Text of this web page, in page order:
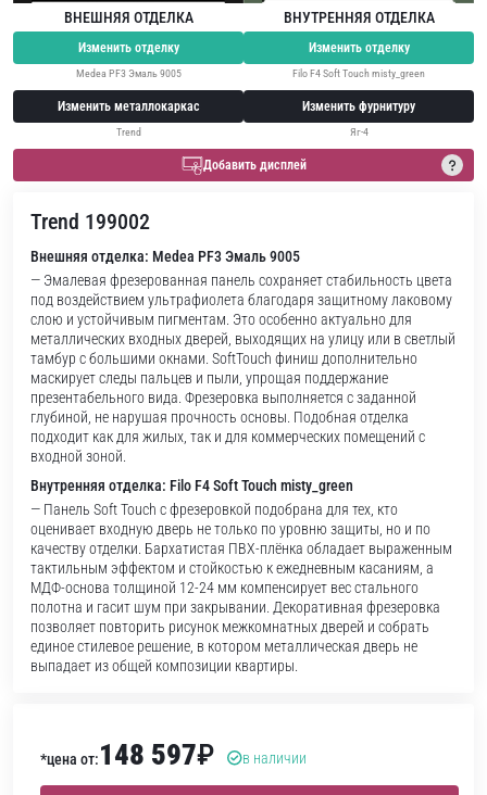
ВНЕШНЯЯ ОТДЕЛКА
Изменить отделку
Medea PF3 Эмаль 9005
Изменить металлокаркас
Trend
ВНУТРЕННЯЯ ОТДЕЛКА
Изменить отделку
Filo F4 Soft Touch misty_green
Изменить фурнитуру
Яг-4
Добавить дисплей
Trend 199002
Внешняя отделка: Medea PF3 Эмаль 9005
— Эмалевая фрезерованная панель сохраняет стабильность цвета
под воздействием ультрафиолета благодаря защитному лаковому
слою и устойчивым пигментам. Это особенно актуально для
металлических входных дверей, выходящих на улицу или в светлый
тамбур с большими окнами. SoftTouch финиш дополнительно
маскирует следы пальцев и пыли, упрощая поддержание
презентабельного вида. Фрезеровка выполняется с заданной
глубиной, не нарушая прочность основы. Подобная отделка
подходит как для жилых, так и для коммерческих помещений с
входной зоной.
Внутренняя отделка: Filo F4 Soft Touch misty_green
— Панель Soft Touch с фрезеровкой подобрана для тех, кто
оценивает входную дверь не только по уровню защиты, но и по
качеству отделки. Бархатистая ПВХ-плёнка обладает выраженным
тактильным эффектом и стойкостью к ежедневным касаниям, а
МДФ-основа толщиной 12-24 мм компенсирует вес стального
полотна и гасит шум при закрывании. Декоративная фрезеровка
позволяет повторить рисунок межкомнатных дверей и собрать
единое стилевое решение, в котором металлическая дверь не
выпадает из общей композиции квартиры.
*цена от:148 597₽ в наличии